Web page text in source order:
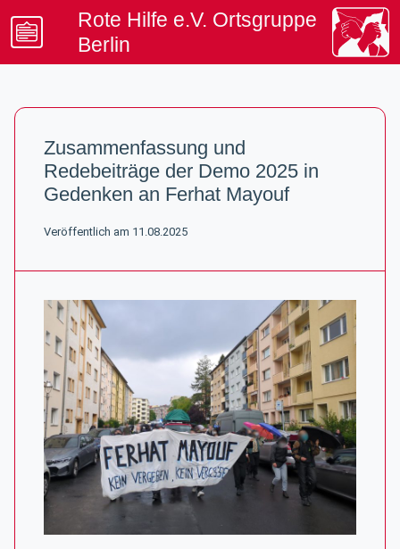
Rote Hilfe e.V. Ortsgruppe
Berlin
Spenden & Mitgliedschaft
Unterstützung & Rechtsinfo
Zusammenfassung und
Redebeiträge der Demo 2025 in
Gedenken an Ferhat Mayouf
Veröffentlich am 11.08.2025